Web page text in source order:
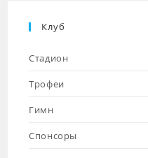
Клуб
Стадион
Трофеи
Гимн
Спонсоры